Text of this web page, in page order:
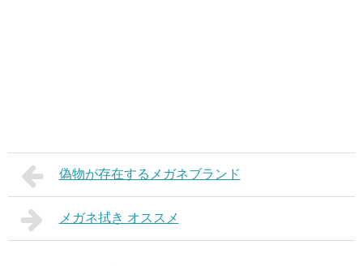
偽物が存在するメガネブランド
メガネ拭き オススメ